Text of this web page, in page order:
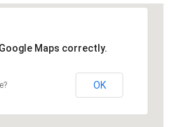
Maps correctly.
OK